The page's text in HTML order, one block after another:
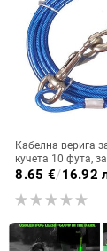
Кабелна верига
кучета 10 фута,
големи кучета до
каишка за
двор, къмпинг
8.65 €/16.92